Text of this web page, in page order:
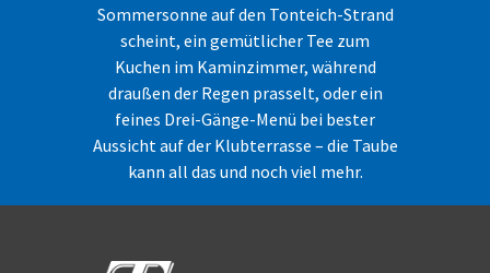
Sommersonne auf den Tonteich-Strand
scheint, ein gemütlicher Tee zum
Kuchen im Kaminzimmer, während
draußen der Regen prasselt, oder ein
feines Drei-Gänge-Menü bei bester
Aussicht auf der Klubterrasse – die Taube
kann all das und noch viel mehr.